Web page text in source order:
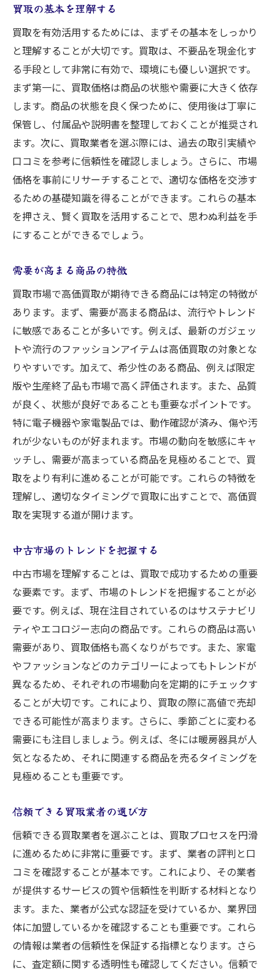
商品の背景や使用履歴の伝え方
買取業者に信頼を与える自己紹介
買取に備えた日程の計画
予期せぬトラブルへの対応策
買取相場を押さえて適切なタイミングを狙う
相場情報の入手方法
季節による買取価格の変動を知る
経済状況と買取価格の関係性
買取時期の見極め方
相場変動に備えた柔軟な対応
他者の買取経験を参考にする
買取品の価値を引き上げる効果的なメンテナン
使用感を和らげる修繕テクニック
付属品の管理と保管方法
プロが教えるメンテナンスの裏技
素材別の最適な手入れ方法
商品価値を高める裏技
不要品から利益を生むための賢い選択肢
売却前に考えるべきこと
複数の買取方法の比較
オンライン買取と店舗買取の違い
オークション利用のメリットとデメリット
リサイクルショップ活用のヒント
複数業者とのコミュニケーションが高価買取に
つながる理由
業者選びの重要性
複数査定を依頼する利点
競争を促す効果的な話し方
業者の信用を確認する方法
価格交渉のポイント
成功事例から学ぶ買取戦略
買取成功の鍵は誠実なコミュニケーションにあ
り
信頼を築くための第一印象
透明性を持った情報提供
コミュニケーションの改善方法
買取業者との良好な関係を築く
査定時の正直なやり取りの重要性
市場動向を把握してベストな買取条件を実現
最新の市場情報を得る方法
市場トレンドの分析法
競合他社の動向を利用する
長期的な価格動向の予測
買取の基本を理解する
買取を有効活用するためには、まずその基本をしっかり
と理解することが大切です。買取は、不要品を現金化す
る手段として非常に有効で、環境にも優しい選択です。
まず第一に、買取価格は商品の状態や需要に大きく依存
します。商品の状態を良く保つために、使用後は丁寧に
保管し、付属品や説明書を整理しておくことが推奨され
ます。次に、買取業者を選ぶ際には、過去の取引実績や
口コミを参考に信頼性を確認しましょう。さらに、市場
価格を事前にリサーチすることで、適切な価格を交渉す
るための基礎知識を得ることができます。これらの基本
を押さえ、賢く買取を活用することで、思わぬ利益を手
にすることができるでしょう。
需要が高まる商品の特徴
買取市場で高価買取が期待できる商品には特定の特徴が
あります。まず、需要が高まる商品は、流行やトレンド
に敏感であることが多いです。例えば、最新のガジェッ
トや流行のファッションアイテムは高価買取の対象とな
りやすいです。加えて、希少性のある商品、例えば限定
版や生産終了品も市場で高く評価されます。また、品質
が良く、状態が良好であることも重要なポイントです。
特に電子機器や家電製品では、動作確認が済み、傷や汚
れが少ないものが好まれます。市場の動向を敏感にキャ
ッチし、需要が高まっている商品を見極めることで、買
取をより有利に進めることが可能です。これらの特徴を
理解し、適切なタイミングで買取に出すことで、高価買
取を実現する道が開けます。
中古市場のトレンドを把握する
中古市場を理解することは、買取で成功するための重要
な要素です。まず、市場のトレンドを把握することが必
要です。例えば、現在注目されているのはサステナビリ
ティやエコロジー志向の商品です。これらの商品は高い
需要があり、買取価格も高くなりがちです。また、家電
やファッションなどのカテゴリーによってもトレンドが
異なるため、それぞれの市場動向を定期的にチェックす
ることが大切です。これにより、買取の際に高値で売却
できる可能性が高まります。さらに、季節ごとに変わる
需要にも注目しましょう。例えば、冬には暖房器具が人
気となるため、それに関連する商品を売るタイミングを
見極めることも重要です。
信頼できる買取業者の選び方
信頼できる買取業者を選ぶことは、買取プロセスを円滑
に進めるために非常に重要です。まず、業者の評判と口
コミを確認することが基本です。これにより、その業者
が提供するサービスの質や信頼性を判断する材料となり
ます。また、業者が公式な認証を受けているか、業界団
体に加盟しているかを確認することも重要です。これら
の情報は業者の信頼性を保証する指標となります。さら
に、査定額に関する透明性も確認してください。信頼で